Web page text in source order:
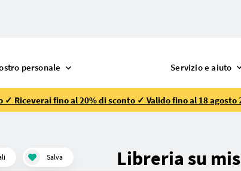
personale Servizio e aiuto
Riceverai fino al 20% di sconto ✓ Valido fino al 18 agosto
Salva Libreria su